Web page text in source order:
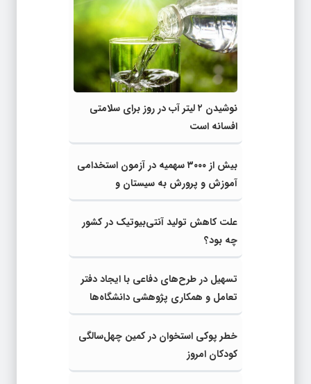
نوشیدن ۲ لیتر آب در روز برای سلامتی
افسانه است
بیش از ۳۰۰۰ سهمیه در آزمون استخدامی
آموزش و پرورش به سیستان و
بلوچستان اختصاص می‌یابد
علت کاهش تولید آنتی‌بیوتیک در کشور
چه بود؟
تسهیل در طرح‌های دفاعی با ایجاد دفتر
تعامل و همکاری پژوهشی دانشگاه‌ها
خطر پوکی استخوان در کمین چهل‌سالگی
کودکان امروز